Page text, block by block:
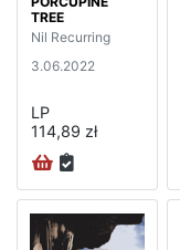
TREE
Nil Recurring
3.06.2022
LP
114,89 zł